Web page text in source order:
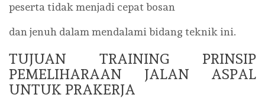
peserta tidak menjadi cepat bosan
dan jenuh dalam mendalami bidang teknik ini.
TUJUAN TRAINING PRINSIP
PEMELIHARAAN JALAN ASPAL
UNTUK PRAKERJA